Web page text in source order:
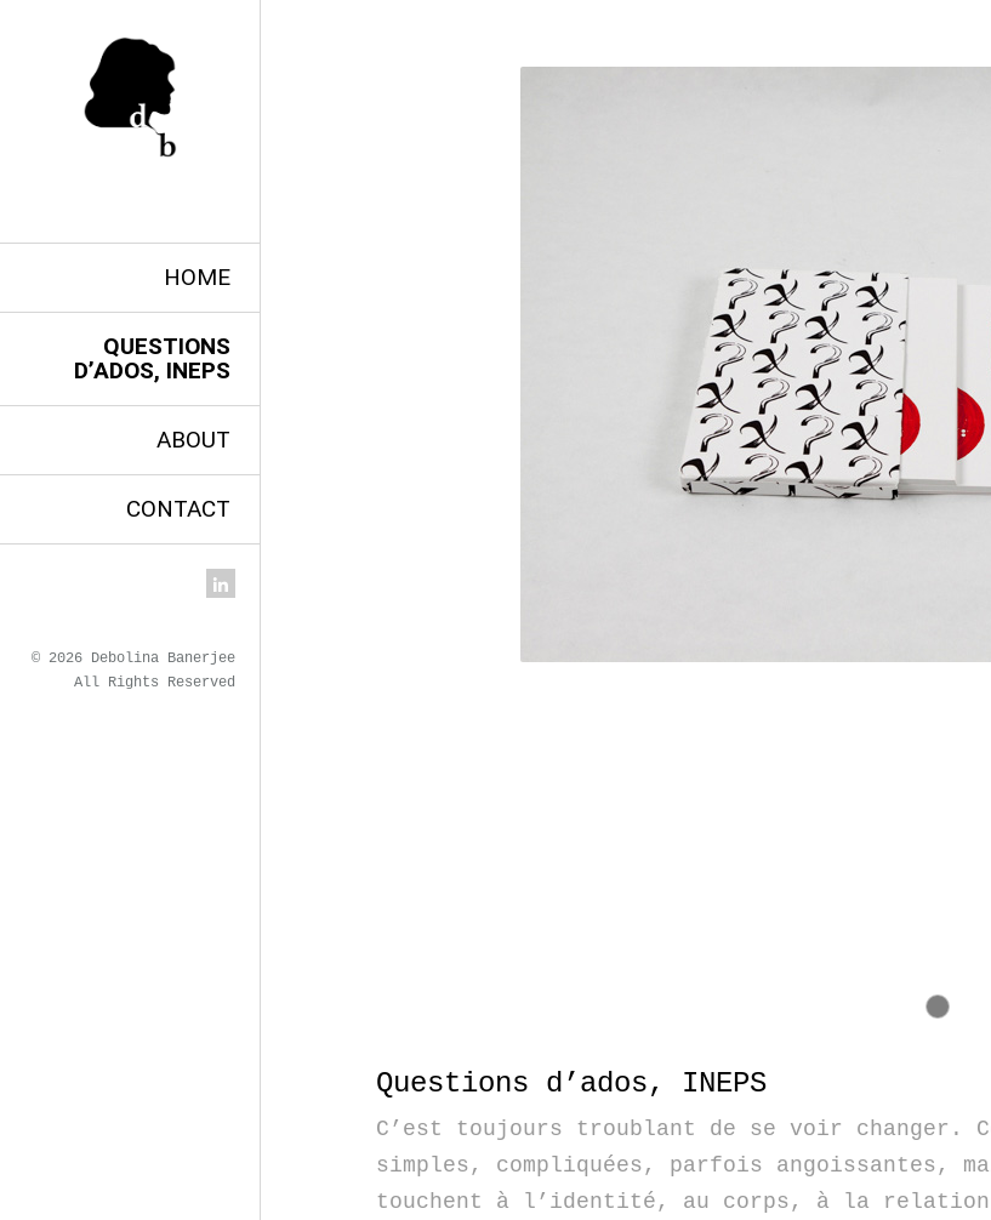
HOME
QUESTIONS
D’ADOS, INEPS
ABOUT
CONTACT
© 2026 Debolina Banerjee
All Rights Reserved
Questions d’ados, INEPS
C’est toujours troublant de se voir changer.
simples, compliquées, parfois angoissantes,
touchent à l’identité, au corps, à la relation